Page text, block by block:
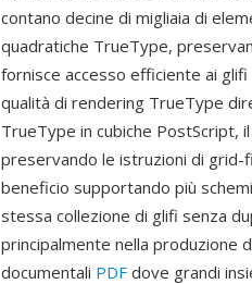
contano decine di migliaia di
quadratiche TrueType,
fornisce accesso efficiente ai
qualità di rendering TrueType
TrueType in cubiche PostScript,
preservando le istruzioni di grid-
beneficio supportando più
stessa collezione di glifi senza
principalmente nella produzione
documentali PDF dove grandi